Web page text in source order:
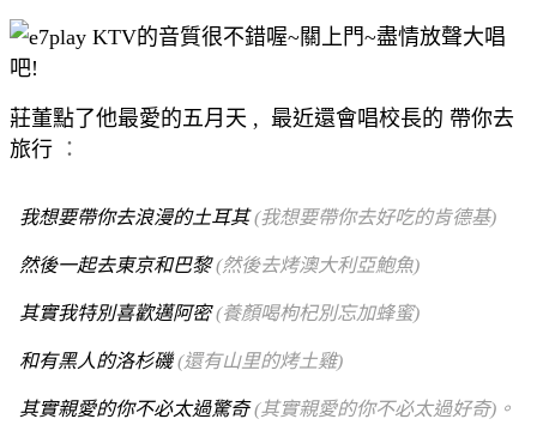
莊董點了他最愛的五月天 , 最近還會唱校長的 帶你去
旅行 ：
我想要帶你去浪漫的土耳其(我想要帶你去好吃的肯德基)
然後一起去東京和巴黎(然後去烤澳大利亞鮑魚)
其實我特別喜歡邁阿密(養顏喝枸杞別忘加蜂蜜)
和有黑人的洛杉磯(還有山里的烤土雞)
其實親愛的你不必太過驚奇(其實親愛的你不必太過好奇)。